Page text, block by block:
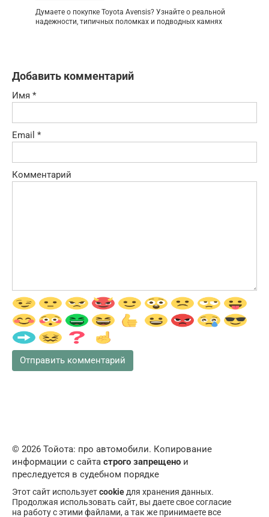
Думаете о покупке Toyota Avensis? Узнайте о реальной
надежности, типичных поломках и подводных камнях
Добавить комментарий
Имя *
Email *
Комментарий
© 2026 Тойота: про автомобили. Копирование
информации с сайта строго запрещено и
преследуется в судебном порядке
Этот сайт используетcookieдля хранения данных.
Продолжая использовать сайт, вы даете свое согласие
на работу с этими файлами, а так же принимаете все